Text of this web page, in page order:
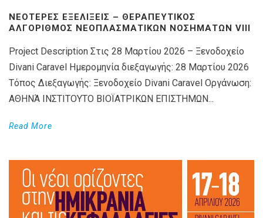
ΝΕΌΤΕΡΕΣ ΕΞΕΛΊΞΕΙΣ – ΘΕΡΑΠΕΥΤΙΚΌΣ
ΑΛΓΌΡΙΘΜΟΣ ΝΕΟΠΛΑΣΜΑΤΙΚΏΝ ΝΟΣΗΜΆΤΩΝ VIIΙ
Project Description Στις 28 Μαρτίου 2026 – Ξενοδοχείο
Divani Caravel Ημερομηνία διεξαγωγής: 28 Μαρτίου 2026
Τόπος Διεξαγωγής: Ξενοδοχείο Divani Caravel Οργάνωση:
ΑΘΗΝΆ ΙΝΣΤΙΤΟΥΤΟ ΒΙΟΪΑΤΡΙΚΩΝ ΕΠΙΣΤΗΜΩΝ...
Read More